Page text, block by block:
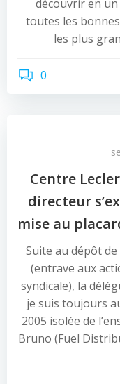
découvrir en
toutes les
les plus
0
Centre
directeur
mise au
Suite au dépôt
(entrave aux
syndicale), la
je suis toujours
2005 isolée de
Bruno (Fuel